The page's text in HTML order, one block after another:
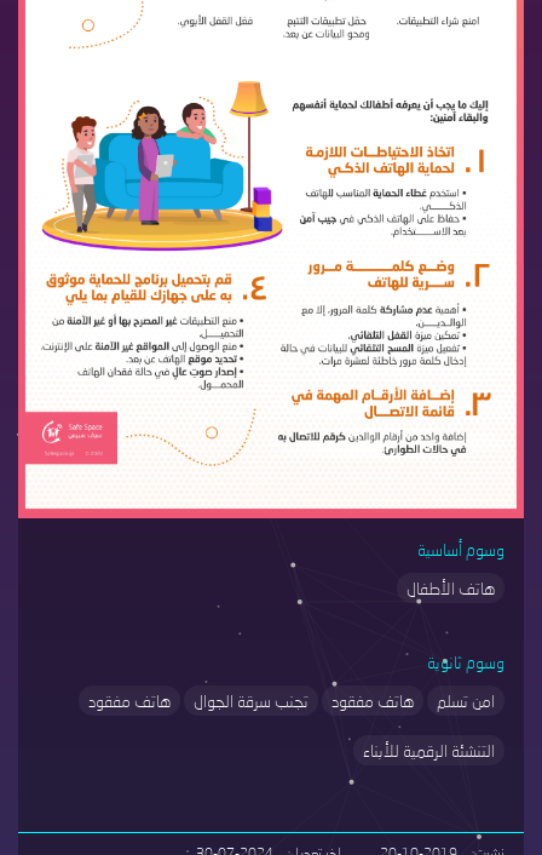
وسوم أساسية
هاتف الأطفال
وسوم ثانوية
امن تسلم
هاتف مفقود تجنب سرقة الجوال هاتف مفقود
التنشئة الرقمية للأبناء